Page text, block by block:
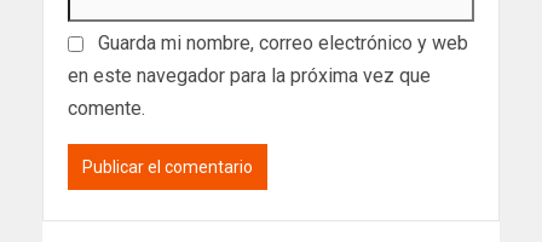
Guarda mi nombre, correo electrónico y web
en este navegador para la próxima vez que
comente.